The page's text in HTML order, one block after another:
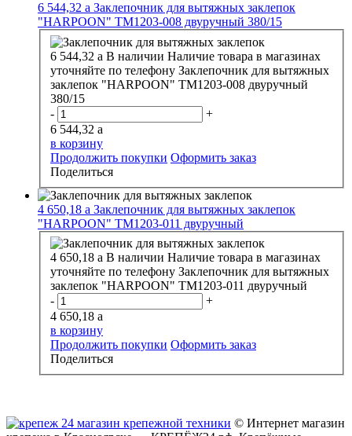
6 544,32 a Заклепочник для вытяжных заклепок
"HARPOON" ТМ1203-008 двуручный 380/15
6 544,32 a В наличии Наличие товара в магазинах
уточняйте по телефону Заклепочник для вытяжных
заклепок "HARPOON" ТМ1203-008 двуручный
380/15
-
+
6 544,32 a
в корзину
Продолжить покупки Оформить заказ
Поделиться
4 650,18 a Заклепочник для вытяжных заклепок
"HARPOON" ТМ1203-011 двуручный
4 650,18 a В наличии Наличие товара в магазинах
уточняйте по телефону Заклепочник для вытяжных
заклепок "HARPOON" ТМ1203-011 двуручный
-
+
4 650,18 a
в корзину
Продолжить покупки Оформить заказ
Поделиться
© Интернет магазин